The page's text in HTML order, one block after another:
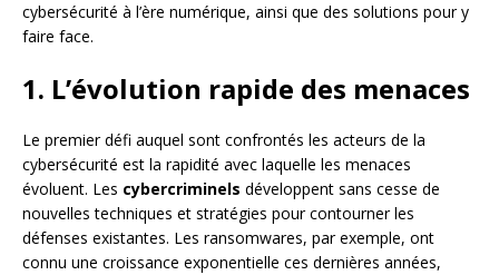
cybersécurité à l’ère numérique, ainsi que des solutions pour y
faire face.
1. L’évolution rapide des menaces
Le premier défi auquel sont confrontés les acteurs de la
cybersécurité est la rapidité avec laquelle les menaces
évoluent. Les cybercriminels développent sans cesse de
nouvelles techniques et stratégies pour contourner les
défenses existantes. Les ransomwares, par exemple, ont
connu une croissance exponentielle ces dernières années,